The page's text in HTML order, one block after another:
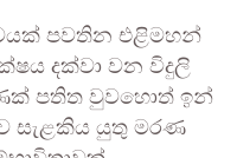
පවතින එළිමහන්
දක්වා වන විදුලි
පතිත වුවහොත් ඉන්
සැළකිය යුතු මරණ